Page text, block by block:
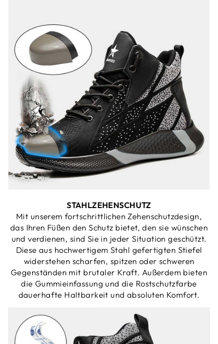
STAHLZEHENSCHUTZ
Mit unserem fortschrittlichen Zehenschutzdesign,
das Ihren Füßen den Schutz bietet, den sie wünschen
und verdienen, sind Sie in jeder Situation geschützt.
Diese aus hochwertigem Stahl gefertigten Stiefel
widerstehen scharfen, spitzen oder schweren
Gegenständen mit brutaler Kraft. Außerdem bieten
die Gummieinfassung und die Rostschutzfarbe
dauerhafte Haltbarkeit und absoluten Komfort.